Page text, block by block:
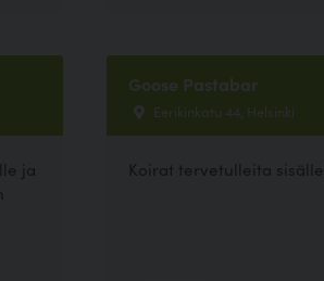
ja
Goose Pastabar
Eerikinkatu 44, Helsinki
Koirat tervetulleita